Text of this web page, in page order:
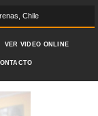
Chile
VER VIDEO ONLINE